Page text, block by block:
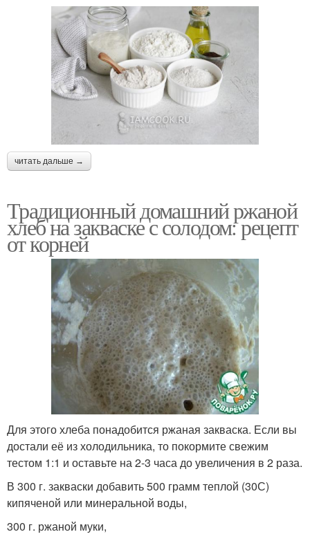
читать дальше →
Традиционный домашний ржаной
хлеб на закваске с солодом: рецепт
от корней
Для этого хлеба понадобится ржаная закваска. Если вы
достали её из холодильника, то покормите свежим
тестом 1:1 и оставьте на 2-3 часа до увеличения в 2 раза.
В 300 г. закваски добавить 500 грамм теплой (30С)
кипяченой или минеральной воды,
300 г. ржаной муки,